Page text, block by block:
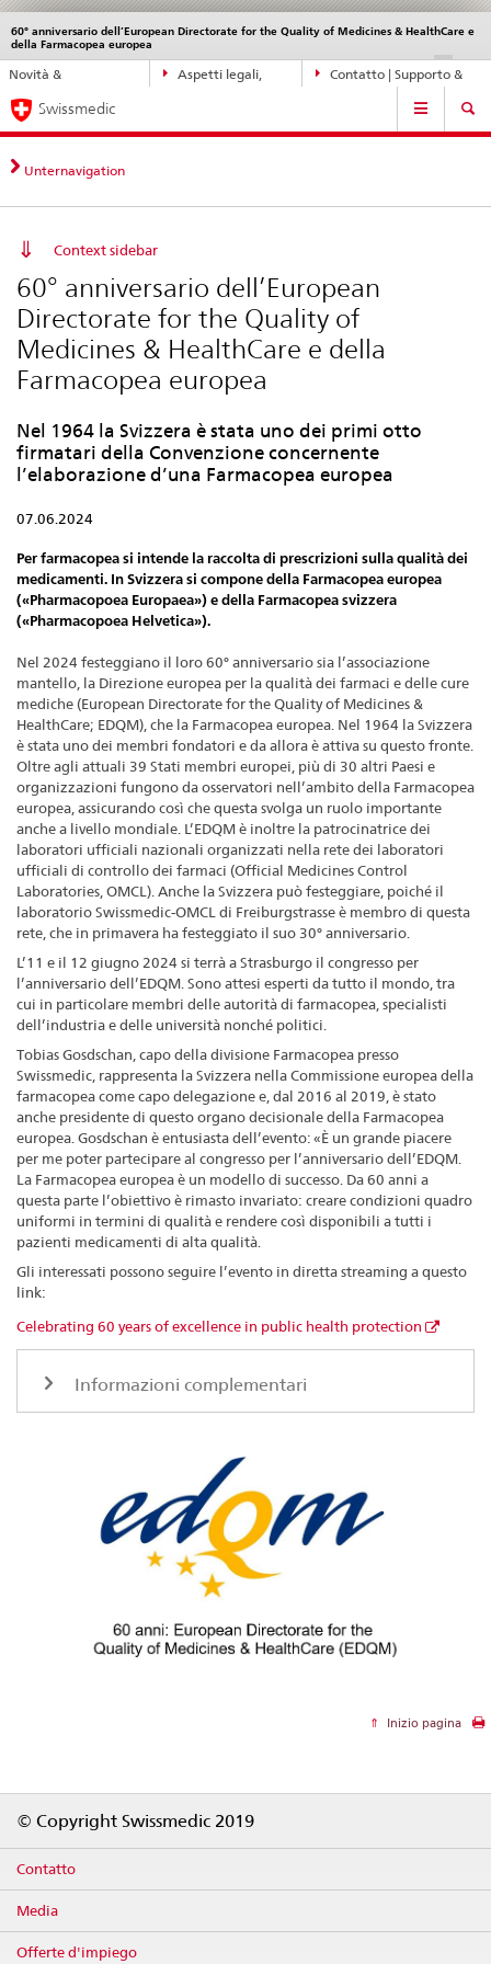
Navigazione
diretta:
novità,
aspetti
legali,
contatto
Novità &
Aspetti legali,
Contatto | Supporto &
60° anniversario dell’European Directorate for the Quality of Medicines & HealthCare e
della Farmacopea europea
DE IT
Service
navigation
Navigation
Swissmedic
Unternavigation
Context sidebar
60° anniversario dell’European
Directorate for the Quality of
Medicines & HealthCare e della
Farmacopea europea
Nel 1964 la Svizzera è stata uno dei primi otto
firmatari della Convenzione concernente
l’elaborazione d’una Farmacopea europea
07.06.2024
Per farmacopea si intende la raccolta di prescrizioni sulla qualità dei
medicamenti. In Svizzera si compone della Farmacopea europea
(«Pharmacopoea Europaea») e della Farmacopea svizzera
(«Pharmacopoea Helvetica»).
Nel 2024 festeggiano il loro 60° anniversario sia l’associazione
mantello, la Direzione europea per la qualità dei farmaci e delle cure
mediche (European Directorate for the Quality of Medicines &
HealthCare; EDQM), che la Farmacopea europea. Nel 1964 la Svizzera
è stata uno dei membri fondatori e da allora è attiva su questo fronte.
Oltre agli attuali 39 Stati membri europei, più di 30 altri Paesi e
organizzazioni fungono da osservatori nell’ambito della Farmacopea
europea, assicurando così che questa svolga un ruolo importante
anche a livello mondiale. L’EDQM è inoltre la patrocinatrice dei
laboratori ufficiali nazionali organizzati nella rete dei laboratori
ufficiali di controllo dei farmaci (Official Medicines Control
Laboratories, OMCL). Anche la Svizzera può festeggiare, poiché il
laboratorio Swissmedic-OMCL di Freiburgstrasse è membro di questa
rete, che in primavera ha festeggiato il suo 30° anniversario.
L’11 e il 12 giugno 2024 si terrà a Strasburgo il congresso per
l’anniversario dell’EDQM. Sono attesi esperti da tutto il mondo, tra
cui in particolare membri delle autorità di farmacopea, specialisti
dell’industria e delle università nonché politici.
Tobias Gosdschan, capo della divisione Farmacopea presso
Swissmedic, rappresenta la Svizzera nella Commissione europea della
farmacopea come capo delegazione e, dal 2016 al 2019, è stato
anche presidente di questo organo decisionale della Farmacopea
europea. Gosdschan è entusiasta dell’evento: «È un grande piacere
per me poter partecipare al congresso per l’anniversario dell’EDQM.
La Farmacopea europea è un modello di successo. Da 60 anni a
questa parte l’obiettivo è rimasto invariato: creare condizioni quadro
uniformi in termini di qualità e rendere così disponibili a tutti i
pazienti medicamenti di alta qualità.
Gli interessati possono seguire l’evento in diretta streaming a questo
link:
Celebrating 60 years of excellence in public health protection
Informazioni complementari
Inizio pagina
© Copyright Swissmedic 2019
Contatto
Media
Offerte d'impiego